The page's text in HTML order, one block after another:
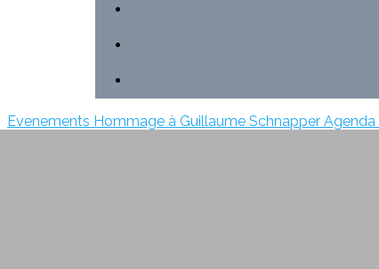
Evenements Hommage à Guillaume Schnapper Agenda